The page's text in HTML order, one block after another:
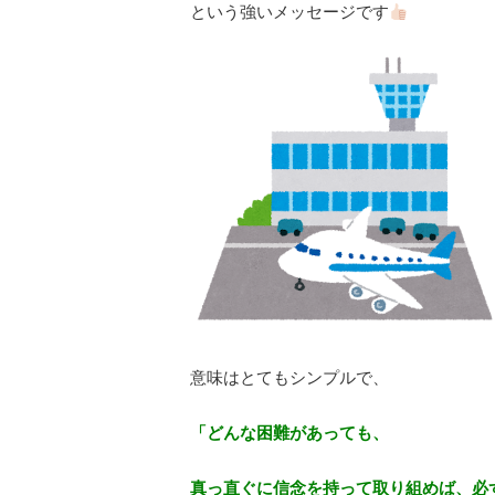
という強いメッセージです
意味はとてもシンプルで、
「どんな困難があっても、
真っ直ぐに信念を持って取り組めば、必